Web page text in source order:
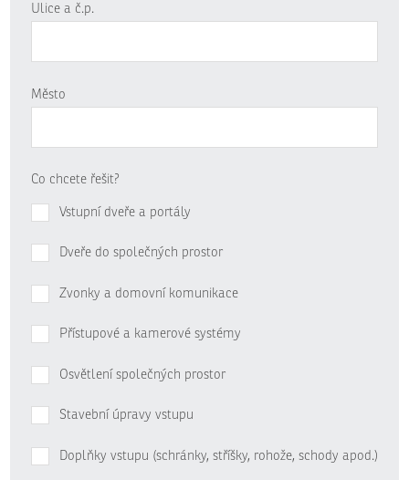
Ulice a č.p.
Město
Co chcete řešit?
Vstupní dveře a portály
Dveře do společných prostor
Zvonky a domovní komunikace
Přístupové a kamerové systémy
Osvětlení společných prostor
Stavební úpravy vstupu
Doplňky vstupu (schránky, stříšky, rohože, schody apod.)